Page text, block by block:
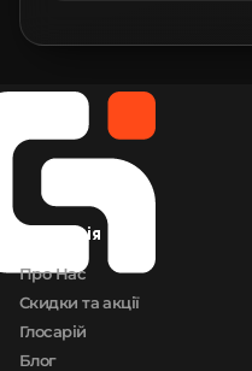
FN
Компанія
Про Нас
Скидки та акції
Глосарій
Блог